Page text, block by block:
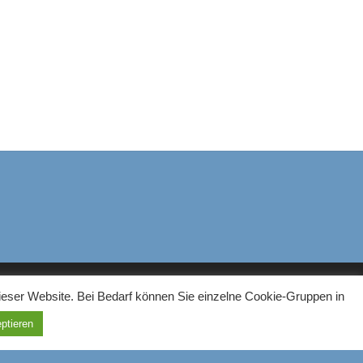
Website. Bei Bedarf können Sie einzelne Cookie-Gruppen in